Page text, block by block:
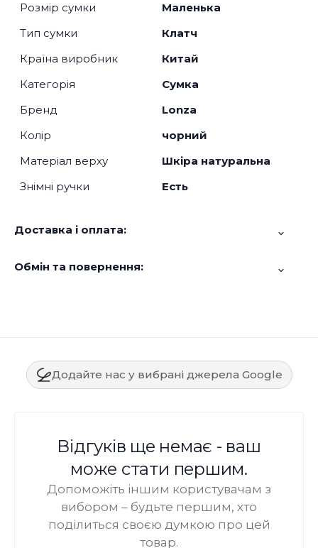
Розмір сумки
Маленька
Тип сумки
Клатч
Країна виробник
Китай
Категорія
Сумка
Бренд
Lonza
Колір
чорний
Матеріал верху
Шкіра натуральна
Знімні ручки
Есть
Доставка і оплата:
Обмін та повернення:
Додайте нас у вибрані джерела Google
Відгуків ще немає - ваш
може стати першим.
Допоможіть іншим користувачам з
вибором – будьте першим, хто
поділиться своєю думкою про цей
товар.